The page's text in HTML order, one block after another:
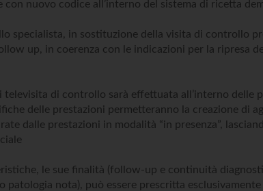
nuovo codice all’interno del sistema di ricetta
specialista, in sostituzione della visita di controllo
up, in coerenza con le indicazioni per la ripresa
televisita di controllo sarà effettuata all’interno delle
delle prestazioni permetteranno la creazione di
dalle prestazioni in modalità “in presenza”,
le sue finalità (follow-up e continuità
patologia nota), può essere prescritta